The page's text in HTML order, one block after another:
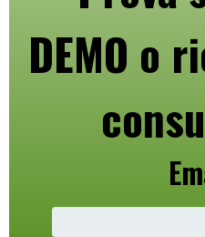
DEMO o